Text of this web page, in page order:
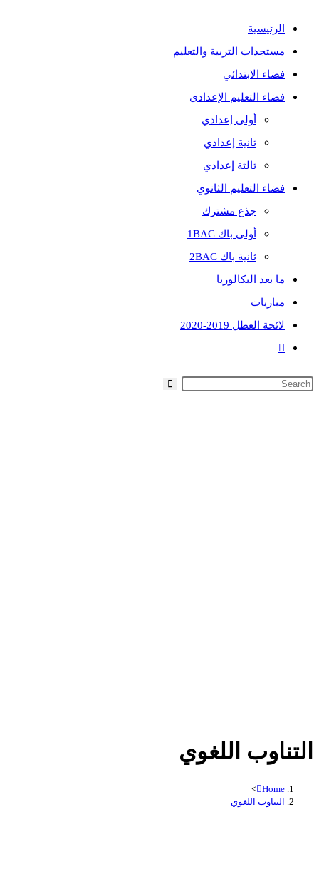
الرئيسية
مستجدات التربية والتعليم
فضاء الابتدائي
فضاء التعليم الإعدادي
أولى إعدادي
ثانية إعدادي
ثالثة إعدادي
فضاء التعليم الثانوي
جذع مشترك
أولى باك 1BAC
ثانية باك 2BAC
ما بعد البكالوريا
مباريات
لائحة العطل 2019-2020
Toggle
search
التناوب اللغوي
Home
>
التناوب اللغوي